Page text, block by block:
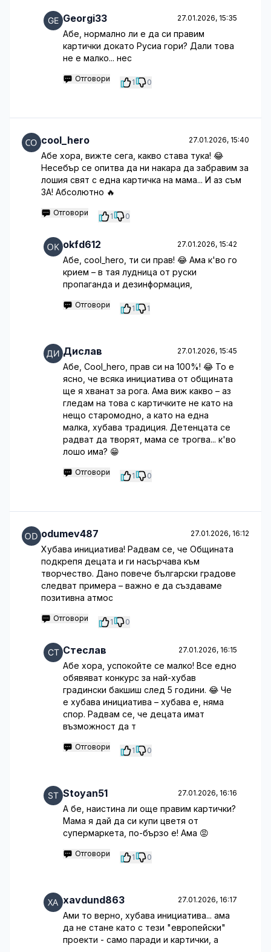
Georgi33 27.01.2026, 15:35
Абе, нормално ли е да си правим
картички докато Русиа гори? Дали това
не е малко... нес
Отговори 1 0
cool_hero 27.01.2026, 15:40
Абе хора, вижте сега, какво става тука! 😂
Несебър се опитва да ни накара да забравим за
лошия свят с една картичка на мама... И аз съм
ЗА! Абсолютно 🔥
Отговори 1 0
okfd612 27.01.2026, 15:42
Абе, cool_hero, ти си прав! 😂 Ама к'во го
крием – в тая лудница от руски
пропаганда и дезинформация,
Отговори 1 1
Дислав 27.01.2026, 15:45
Абе, Cool_hero, прав си на 100%! 😂 То е
ясно, че всяка инициатива от общината
ще я хванат за рога. Ама виж какво – аз
гледам на това с картичките не като на
нещо старомодно, а като на една
малка, хубава традиция. Детенцата се
радват да творят, мама се трогва... к'во
лошо има? 😁
Отговори 1 0
odumev487 27.01.2026, 16:12
Хубава инициатива! Радвам се, че Общината
подкрепя децата и ги насърчава към
творчество. Дано повече български градове
следват примера – важно е да създаваме
позитивна атмос
Отговори 1 0
Стеслав 27.01.2026, 16:15
Абе хора, успокойте се малко! Все едно
обявяват конкурс за най-хубав
градински бакшиш след 5 години. 😂 Че
е хубава инициатива – хубава е, няма
спор. Радвам се, че децата имат
възможност да т
Отговори 1 0
Stoyan51 27.01.2026, 16:16
А бе, наистина ли още правим картички?
Мама я дай да си купи цветя от
супермаркета, по-бързо е! Ама 😡
Отговори 1 0
xavdund863 27.01.2026, 16:17
Ами то верно, хубава инициатива... ама
да не стане като с тези "европейски"
проекти - само паради и картички, а